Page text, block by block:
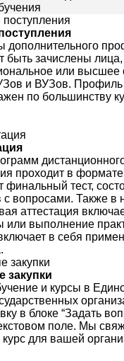
дополнительного
быть зачислены
или высшее
и ВУЗов. Профиль
по большинству
проходит в
финальный тест,
с вопросами. Также в
аттестация
или выполнение
в себя
закупки
и курсы в
в блоке “Задать
поле. Мы
для вашей